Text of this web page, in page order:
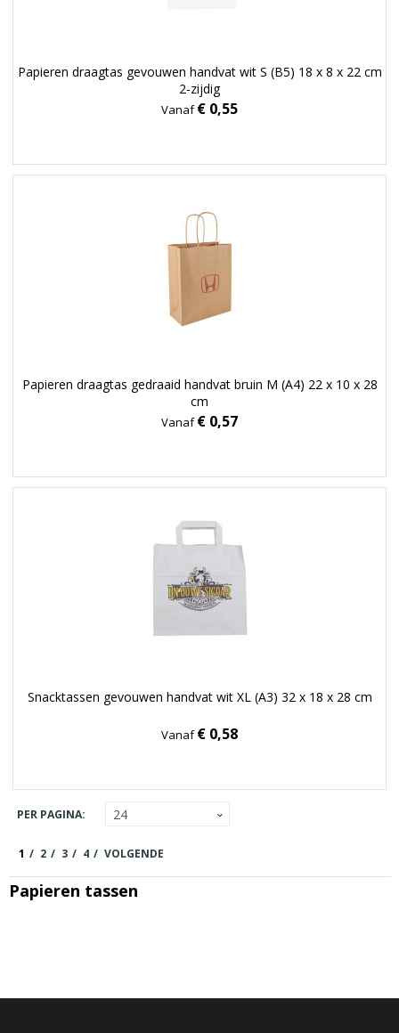
Papieren draagtas gevouwen handvat wit S (B5) 18 x 8 x 22 cm
2-zijdig
Vanaf€ 0,55
Papieren draagtas gedraaid handvat bruin M (A4) 22 x 10 x 28
cm
Vanaf€ 0,57
Snacktassen gevouwen handvat wit XL (A3) 32 x 18 x 28 cm
Vanaf€ 0,58
PER PAGINA:
1 2 3 4 VOLGENDE
Papieren tassen